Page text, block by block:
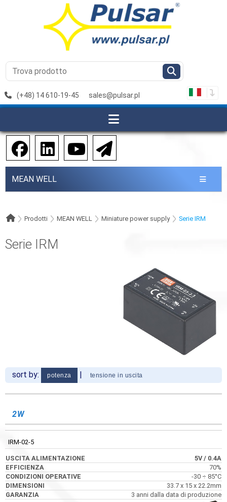
(+48) 14 610-19-45 sales@pulsar.pl
MEAN WELL
Prodotti MEAN WELL Miniature power supply Serie IRM
Serie IRM
sort by: potenza | tensione in uscita
USCITA
CONDIZIONI
2W
IRM-02-5
5V/ 0.4A
70%
-30 ÷ 85°C
33.7 x 15 x 22.2mm
3 anni dalla data di produzione
USCITA
CONDIZIONI
3.3VDC
IRM-03-3,3
3.3V/ 0.9A
68%
-30 ÷ 85°C
37 x 15 x 24mm
3 anni dalla data di produzione